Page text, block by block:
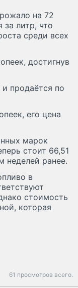
на 72
за литр, что
среди всех
достигнув
продаётся по
его цена
марок
стоит 66,51
неделей ранее.
в
стоимость
которая
61 просмотров всего.